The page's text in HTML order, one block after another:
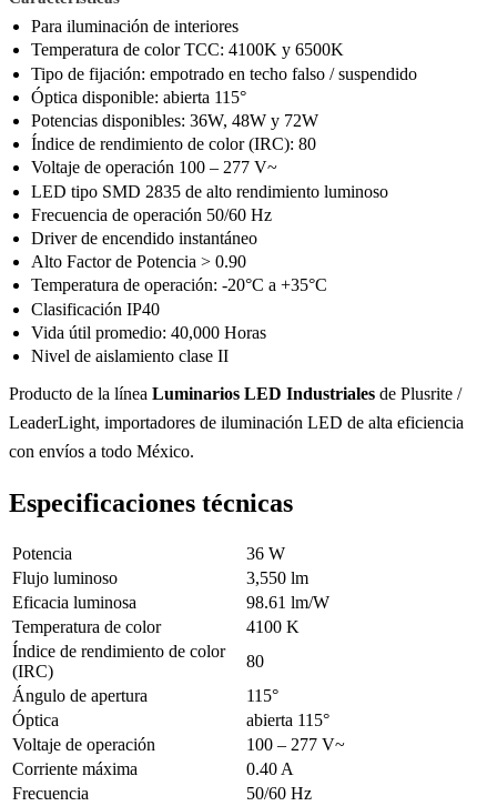
Para iluminación de interiores
Temperatura de color TCC: 4100K y 6500K
Tipo de fijación: empotrado en techo falso / suspendido
Óptica disponible: abierta 115°
Potencias disponibles: 36W, 48W y 72W
Índice de rendimiento de color (IRC): 80
Voltaje de operación 100 – 277 V~
LED tipo SMD 2835 de alto rendimiento luminoso
Frecuencia de operación 50/60 Hz
Driver de encendido instantáneo
Alto Factor de Potencia > 0.90
Temperatura de operación: -20°C a +35°C
Clasificación IP40
Vida útil promedio: 40,000 Horas
Nivel de aislamiento clase II
Producto de la línea Luminarios LED Industriales de Plusrite /
LeaderLight, importadores de iluminación LED de alta eficiencia
con envíos a todo México.
Especificaciones técnicas
Potencia
36 W
Flujo luminoso
3,550 lm
Eficacia luminosa
98.61 lm/W
Temperatura de color
4100 K
Índice de rendimiento de color
(IRC)
80
Ángulo de apertura
115°
Óptica
abierta 115°
Voltaje de operación
100 – 277 V~
Corriente máxima
0.40 A
Frecuencia
50/60 Hz